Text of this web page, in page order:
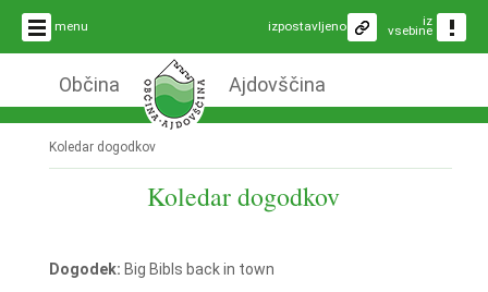
menu iz
vsebine
izpostavljeno
Občina Ajdovščina
Koledar dogodkov
Koledar dogodkov
Dogodek: Big Bibls back in town